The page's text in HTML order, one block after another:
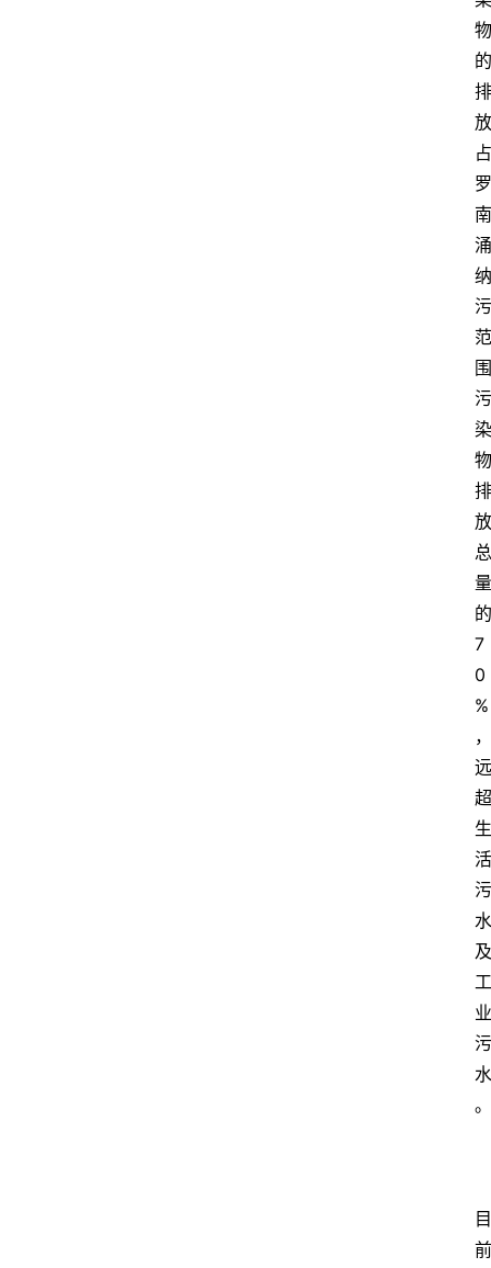
物
的
排
放
占
罗
南
涌
纳
污
范
围
污
染
物
排
放
总
量
的
7
0
%
，
远
超
生
活
污
水
及
工
业
污
水
。
目
前